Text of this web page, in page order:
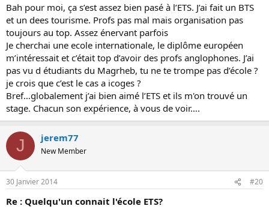
Bah pour moi, ça s’est assez bien pasé à l’ETS. J’ai fait un BTS
et un dees tourisme. Profs pas mal mais organisation pas
toujours au top. Assez énervant parfois
Je cherchai une ecole internationale, le diplôme européen
m’intéressait et c’était top d’avoir des profs anglophones. J’ai
pas vu d étudiants du Magrheb, tu ne te trompe pas d’école ?
je crois que c’est le cas a icoges ?
Bref…globalement j’ai bien aimé l’ETS et ils m'on trouvé un
stage. Chacun son expérience, à vous de voir….
J jerem77
New Member
30 Janvier 2014 #20
Re : Quelqu'un connait l'école ETS?